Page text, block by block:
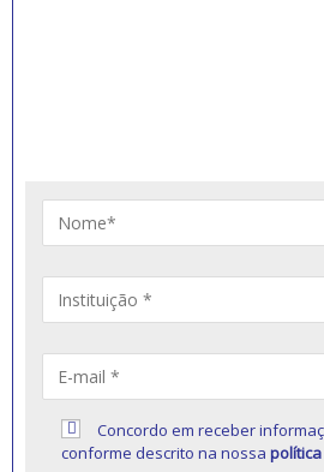
Concordo em receber
conforme descrito na nossa